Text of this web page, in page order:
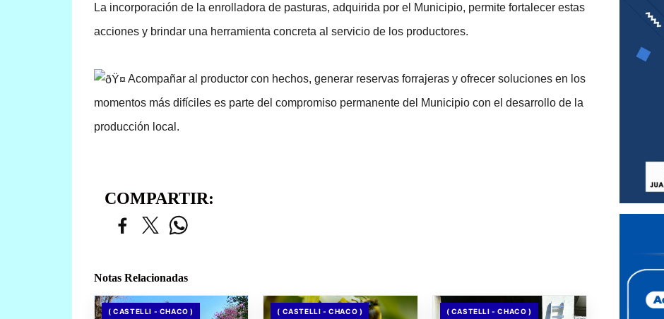
La incorporación de la enrolladora de pasturas, adquirida por el Municipio, permite fortalecer estas
acciones y brindar una herramienta concreta al servicio de los productores.
Acompañar al productor con hechos, generar reservas forrajeras y ofrecer soluciones en los
momentos más difíciles es parte del compromiso permanente del Municipio con el desarrollo de la
producción local.
COMPARTIR:
Notas Relacionadas
( CASTELLI - CHACO ) ( CASTELLI - CHACO ) ( CASTELLI - CHACO )